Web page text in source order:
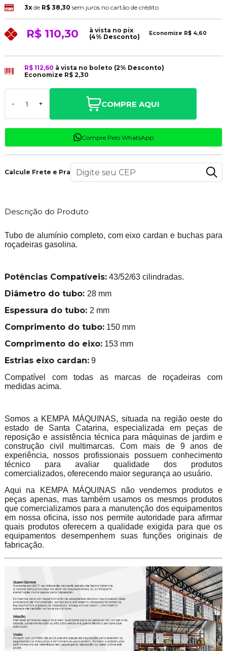
3xde R$ 38,30 sem juros no cartão de crédito
R$ 110,30
à vista no pix
(4% Desconto)
Economize R$ 4,60
R$ 112,60 à vista no boleto (2% Desconto)
Economize R$ 2,30
- + COMPRE AQUI
Compre Pelo WhatsApp
Calcule Frete e Prazo
Descrição do Produto
Tubo de alumínio completo, com eixo cardan e buchas para
roçadeiras gasolina.
Potências Compatíveis:43/52/63 cilindradas.
Diâmetro do tubo: 28 mm
Espessura do tubo: 2 mm
Comprimento do tubo:150 mm
Comprimento do eixo:153 mm
Estrias eixo cardan:9
Compatível com todas as marcas de roçadeiras com
medidas acima.
Somos a KEMPA MÁQUINAS, situada na região oeste do
estado de Santa Catarina, especializada em peças de
reposição e assistência técnica para máquinas de jardim e
construção civil multimarcas. Com mais de 9 anos de
experiência, nossos profissionais possuem conhecimento
técnico para avaliar qualidade dos produtos
comercializados, oferecendo maior segurança ao usuário.
Aqui na KEMPA MÁQUINAS não vendemos produtos e
peças apenas, mas também usamos os mesmos produtos
que comercializamos para a manutenção dos equipamentos
em nossa oficina, isso nos permite autoridade para afirmar
quais produtos oferecem a qualidade exigida para que os
equipamentos desempenhem suas funções originais de
fabricação.